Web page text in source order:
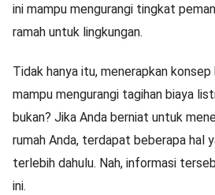
ini mampu mengurangi tingkat
ramah untuk lingkungan.
Tidak hanya itu, menerapkan
mampu mengurangi tagihan biaya
bukan? Jika Anda berniat untuk
rumah Anda, terdapat beberapa hal
terlebih dahulu. Nah, informasi
ini.